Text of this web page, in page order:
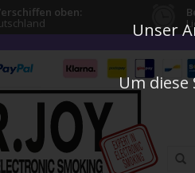
oben:
Unser
Um diese